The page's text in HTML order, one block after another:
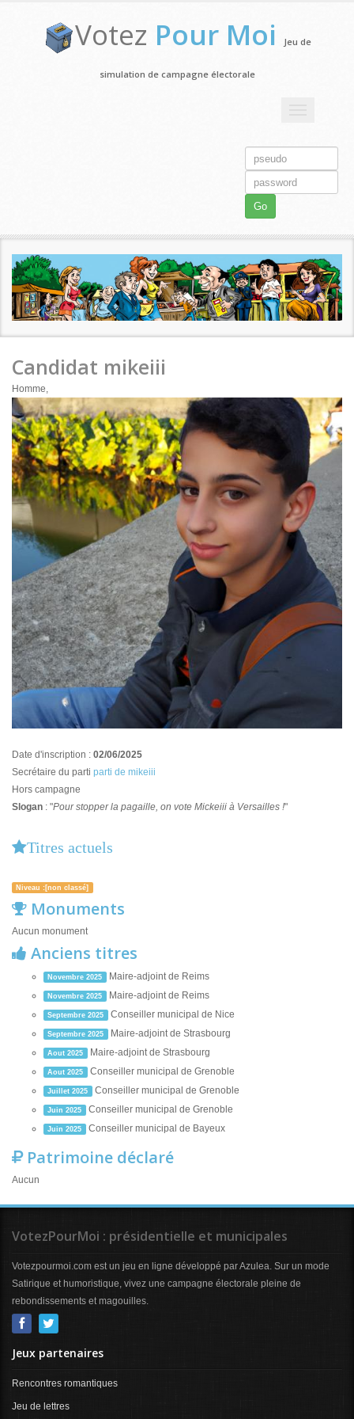
Votez Pour Moi Jeu de
simulation de campagne électorale
Go
Candidat mikeiii
Homme,
Date d'inscription : 02/06/2025
Secrétaire du parti parti de mikeiii
Hors campagne
Slogan : "Pour stopper la pagaille, on vote Mickeiii à Versailles !"
Titres actuels
Niveau :[non classé]
Monuments
Aucun monument
Anciens titres
Novembre 2025 Maire-adjoint de Reims
Novembre 2025 Maire-adjoint de Reims
Septembre 2025 Conseiller municipal de Nice
Septembre 2025 Maire-adjoint de Strasbourg
Aout 2025 Maire-adjoint de Strasbourg
Aout 2025 Conseiller municipal de Grenoble
Juillet 2025 Conseiller municipal de Grenoble
Juin 2025 Conseiller municipal de Grenoble
Juin 2025 Conseiller municipal de Bayeux
Patrimoine déclaré
Aucun
VotezPourMoi : présidentielle et municipales
Votezpourmoi.com est un jeu en ligne développé par Azulea. Sur un mode
Satirique et humoristique, vivez une campagne électorale pleine de
rebondissements et magouilles.
Jeux partenaires
Rencontres romantiques
Jeu de lettres